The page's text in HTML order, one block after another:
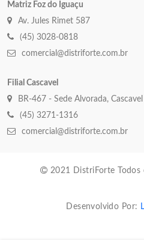
Matriz Foz do Iguaçu
Av. Jules Rimet 587
(45) 3028-0818
comercial@distriforte.com.br
Filial Cascavel
BR-467 - Sede Alvorada, Cascavel
(45) 3271-1316
comercial@distriforte.com.br
2021 DistriForte Todos
Desenvolvido Por: